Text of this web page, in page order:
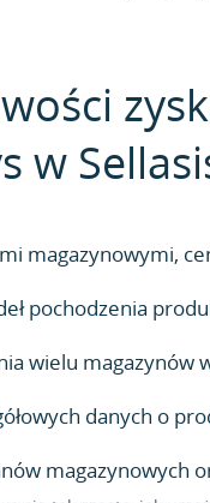
w
magazynowymi,
pochodzenia
wielu magazynów
danych o
magazynowych